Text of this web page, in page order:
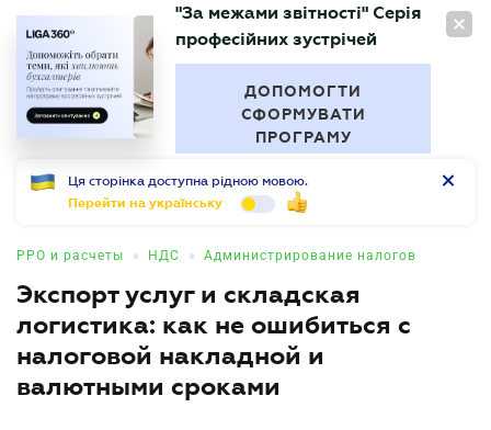
RU
БУХГАЛТЕР
"За межами звітності" Серія
професійних зустрічей
ДОПОМОГТИ
СФОРМУВАТИ
ПРОГРАМУ
Ця сторінка доступна рідною мовою.
Перейти на українську
РРО и расчеты • НДС • Администрирование налогов
Экспорт услуг и складская
логистика: как не ошибиться с
налоговой накладной и
валютными сроками